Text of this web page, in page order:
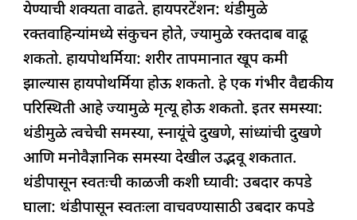
येण्याची शक्यता वाढते. हायपरटेंशन: थंडीमुळे
रक्तवाहिन्यांमध्ये संकुचन होते, ज्यामुळे रक्तदाब वाढू
शकतो. हायपोथर्मिया: शरीर तापमानात खूप कमी
झाल्यास हायपोथर्मिया होऊ शकतो. हे एक गंभीर वैद्यकीय
परिस्थिती आहे ज्यामुळे मृत्यू होऊ शकतो. इतर समस्या:
थंडीमुळे त्वचेची समस्या, स्नायूंचे दुखणे, सांध्यांची दुखणे
आणि मनोवैज्ञानिक समस्या देखील उद्भवू शकतात.
थंडीपासून स्वतःची काळजी कशी घ्यावी: उबदार कपडे
घाला: थंडीपासून स्वतःला वाचवण्यासाठी उबदार कपडे